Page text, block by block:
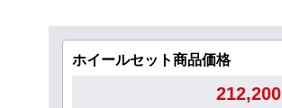
ホイールセット商品価格
212,200